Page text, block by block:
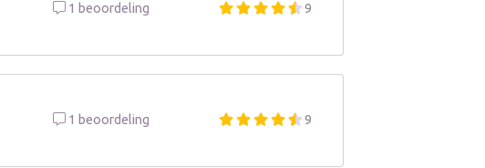
1 beoordeling 9
1 beoordeling 9